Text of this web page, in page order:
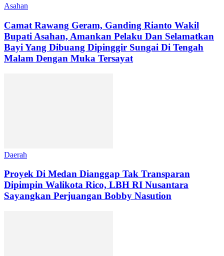
Asahan
Camat Rawang Geram, Ganding Rianto Wakil
Bupati Asahan, Amankan Pelaku Dan Selamatkan
Bayi Yang Dibuang Dipinggir Sungai Di Tengah
Malam Dengan Muka Tersayat
Daerah
Proyek Di Medan Dianggap Tak Transparan
Dipimpin Walikota Rico, LBH RI Nusantara
Sayangkan Perjuangan Bobby Nasution